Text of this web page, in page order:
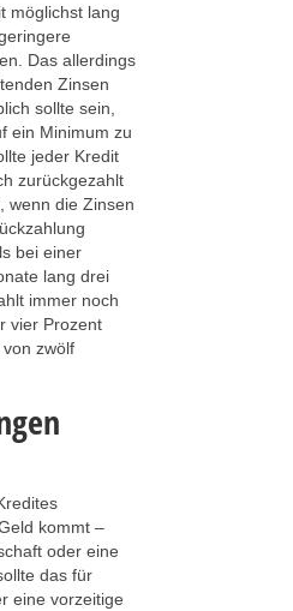
möglichst lang
Das allerdings
Zinsen
sollte sein,
ein Minimum zu
jeder Kredit
zurückgezahlt
wenn die Zinsen
bei einer
lang drei
immer noch
vier Prozent
zwölf
kommt –
oder eine
das für
eine vorzeitige